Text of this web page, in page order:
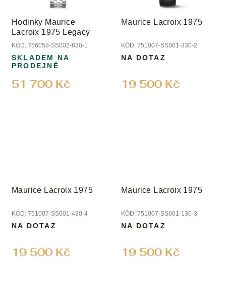
Hodinky Maurice
Lacroix 1975 Legacy
KÓD: 756058-SS002-630-1
51 700 Kč
SKLADEM NA
PRODEJNĚ
Maurice Lacroix 1975
KÓD: 751007-SS001-330-2
19 500 Kč
NA DOTAZ
Maurice Lacroix 1975
KÓD: 751007-SS001-430-4
19 500 Kč
NA DOTAZ
Maurice Lacroix 1975
KÓD: 751007-SS001-130-3
19 500 Kč
NA DOTAZ